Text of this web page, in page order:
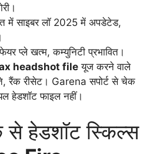
में साइबर लॉ 2025 में अपडेटेड,
प्ले खत्म, कम्युनिटी प्रभावित।
headshot file यूज करने वाले
रैंक रीसेट। Garena सपोर्ट से चेक
हेडशॉट फाइल नहीं।
से हेडशॉट स्किल्स